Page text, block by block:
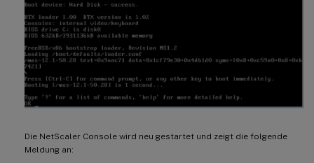
Die NetScaler Console wird neu gestartet und zeigt die folgende
Meldung an: